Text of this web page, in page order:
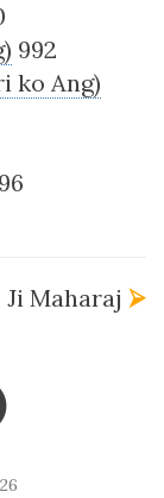
992
ko Ang)
Maharaj ⮚